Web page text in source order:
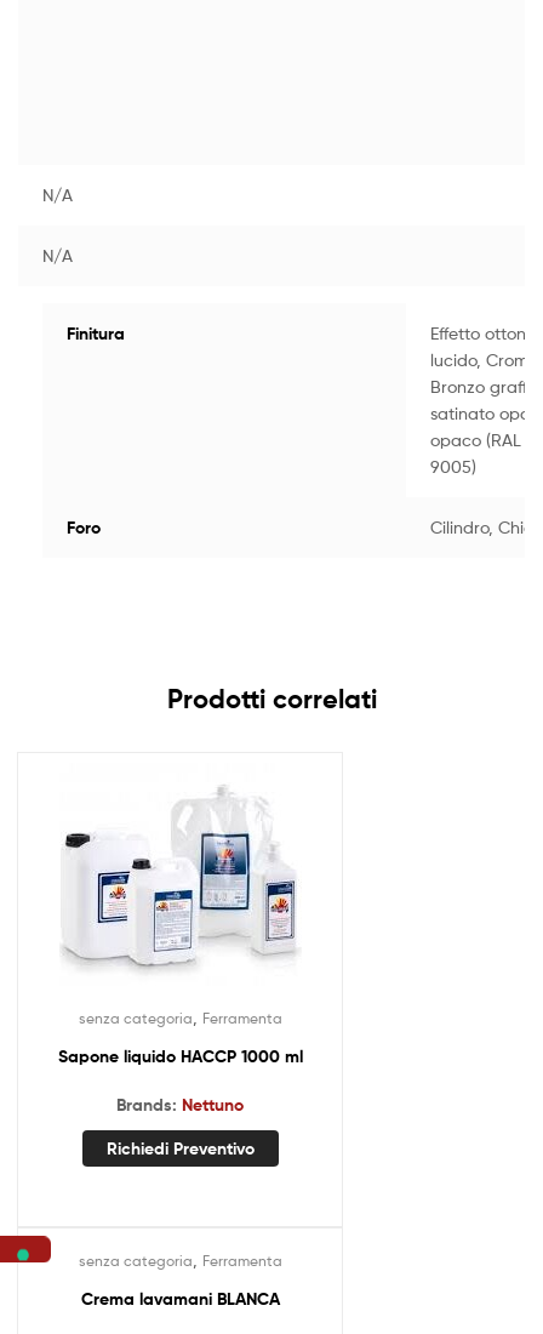
N/A
N/A
Finitura
Effetto ottone
lucido,
Bronzo
satinato
opaco (RAL
9005)
Foro Cilindro,
Prodotti correlati
senza categoria Ferramenta
Sapone liquido HACCP 1000 ml
Brands: Nettuno
Richiedi Preventivo
senza categoria Ferramenta
Crema lavamani BLANCA